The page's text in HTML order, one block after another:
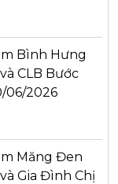
Bình Hưng
CLB Bước
06/2026
Măng Đen
Gia Đình Chị